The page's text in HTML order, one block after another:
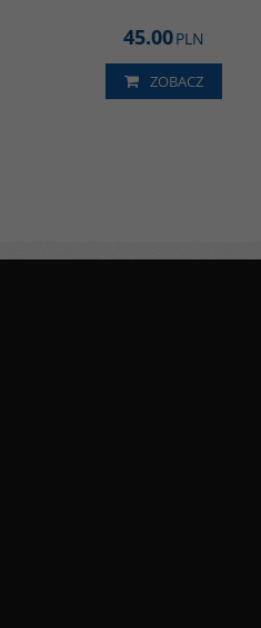
45.00PLN
ZOBACZ